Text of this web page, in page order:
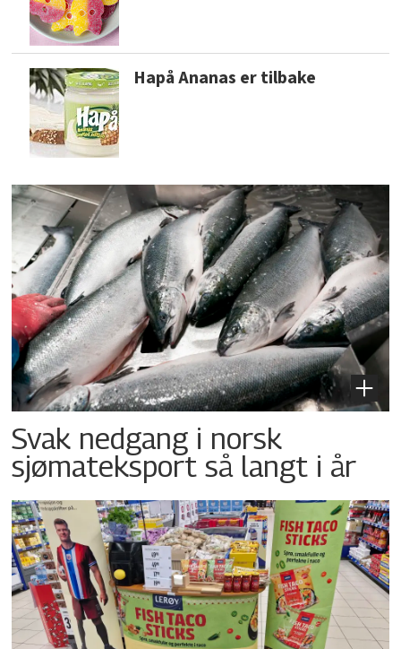
Hapå Ananas er tilbake
Svak nedgang i norsk
sjømateksport så langt i år